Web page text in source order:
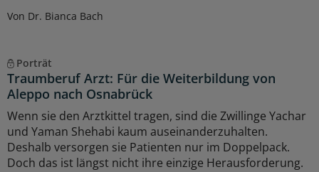
Von Dr. Bianca Bach
Porträt
Traumberuf Arzt: Für die Weiterbildung von
Aleppo nach Osnabrück
Wenn sie den Arztkittel tragen, sind die Zwillinge Yachar
und Yaman Shehabi kaum auseinanderzuhalten.
Deshalb versorgen sie Patienten nur im Doppelpack.
Doch das ist längst nicht ihre einzige Herausforderung.